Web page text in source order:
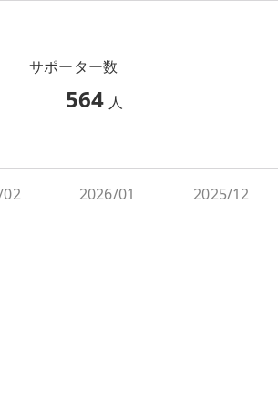
サポーター数
564 人
02 2026/01 2025/12